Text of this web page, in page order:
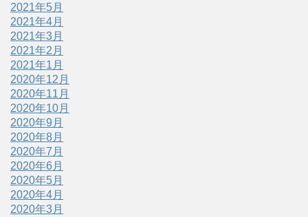
2021年5月
2021年4月
2021年3月
2021年2月
2021年1月
2020年12月
2020年11月
2020年10月
2020年9月
2020年8月
2020年7月
2020年6月
2020年5月
2020年4月
2020年3月